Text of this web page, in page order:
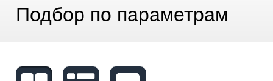
Подбор по параметрам